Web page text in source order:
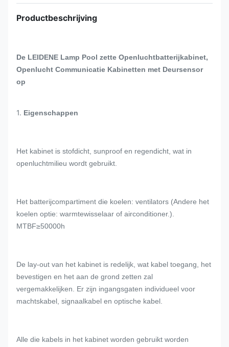
Productbeschrijving
De LEIDENE Lamp Pool zette Openluchtbatterijkabinet,
Openlucht Communicatie Kabinetten met Deursensor
op
1. Eigenschappen
Het kabinet is stofdicht, sunproof en regendicht, wat in
openluchtmilieu wordt gebruikt.
Het batterijcompartiment die koelen: ventilators (Andere het
koelen optie: warmtewisselaar of airconditioner.).
MTBF≥50000h
De lay-out van het kabinet is redelijk, wat kabel toegang, het
bevestigen en het aan de grond zetten zal
vergemakkelijken. Er zijn ingangsgaten individueel voor
machtskabel, signaalkabel en optische kabel.
Alle die kabels in het kabinet worden gebruikt worden